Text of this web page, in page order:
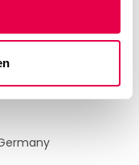
und -textilien. Wir
Hotels und
Sie sich verlassen